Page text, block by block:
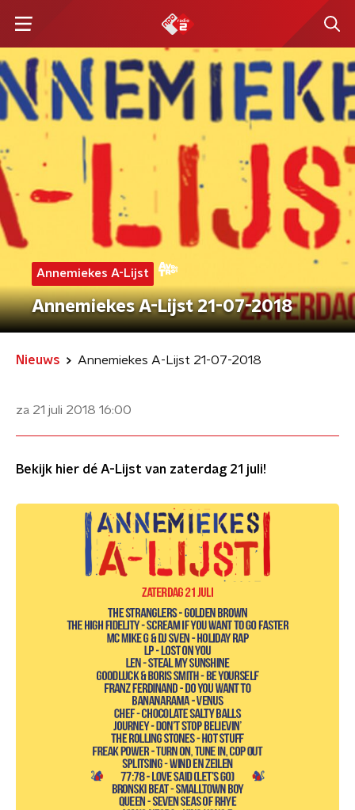
Annemiekes A-Lijst
Annemiekes A-Lijst 21-07-2018
Nieuws Annemiekes A-Lijst 21-07-2018
za 21 juli 2018 16:00
Bekijk hier dé A-Lijst van zaterdag 21 juli!